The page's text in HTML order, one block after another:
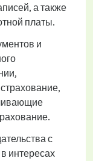
а также
платы.
и
с
интересах